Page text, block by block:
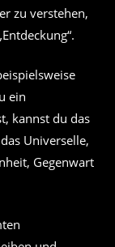
zu verstehen,
ein
kannst du das
Universelle,
Gegenwart